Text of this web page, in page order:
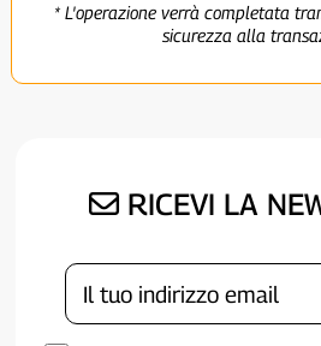
* L'operazione verrà completata
sicurezza alla
RICEVI LA